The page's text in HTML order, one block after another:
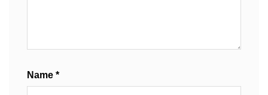
Name *